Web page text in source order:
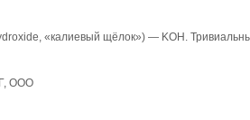
«калиевый щёлок») — KOH.
ООО